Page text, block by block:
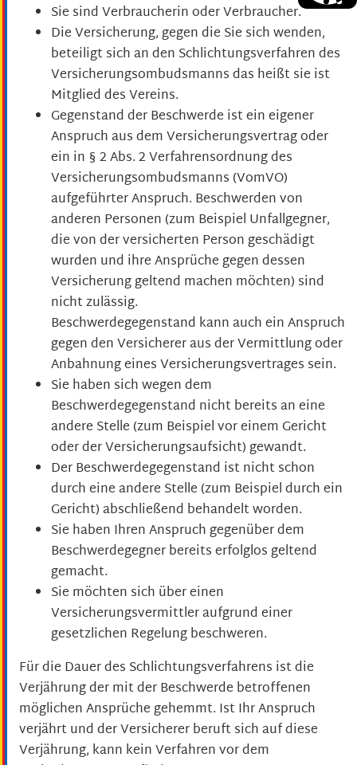
Sie sind Verbraucherin oder Verbraucher.
Die Versicherung, gegen die Sie sich wenden,
beteiligt sich an den Schlichtungsverfahren des
Versicherungsombudsmanns das heißt sie ist
Mitglied des Vereins.
Gegenstand der Beschwerde ist ein eigener
Anspruch aus dem Versicherungsvertrag oder
ein in § 2 Abs. 2 Verfahrensordnung des
Versicherungsombudsmanns (VomVO)
aufgeführter Anspruch. Beschwerden von
anderen Personen (zum Beispiel Unfallgegner,
die von der versicherten Person geschädigt
wurden und ihre Ansprüche gegen dessen
Versicherung geltend machen möchten) sind
nicht zulässig.
Beschwerdegegenstand kann auch ein Anspruch
gegen den Versicherer aus der Vermittlung oder
Anbahnung eines Versicherungsvertrages sein.
Sie haben sich wegen dem
Beschwerdegegenstand nicht bereits an eine
andere Stelle (zum Beispiel vor einem Gericht
oder der Versicherungsaufsicht)gewandt.
Der Beschwerdegegenstand ist nicht schon
durch eine andere Stelle (zum Beispiel durch ein
Gericht)abschließend behandelt worden.
Sie haben Ihren Anspruch gegenüber dem
Beschwerdegegner bereits erfolglos geltend
gemacht.
Sie möchten sich über einen
Versicherungsvermittler aufgrund einer
gesetzlichen Regelung beschweren.
Für die Dauer des Schlichtungsverfahrens ist die
Verjährung der mit der Beschwerde betroffenen
möglichen Ansprüche gehemmt. Ist Ihr Anspruch
verjährt und der Versicherer beruft sich auf diese
Verjährung, kann kein Verfahren vor dem